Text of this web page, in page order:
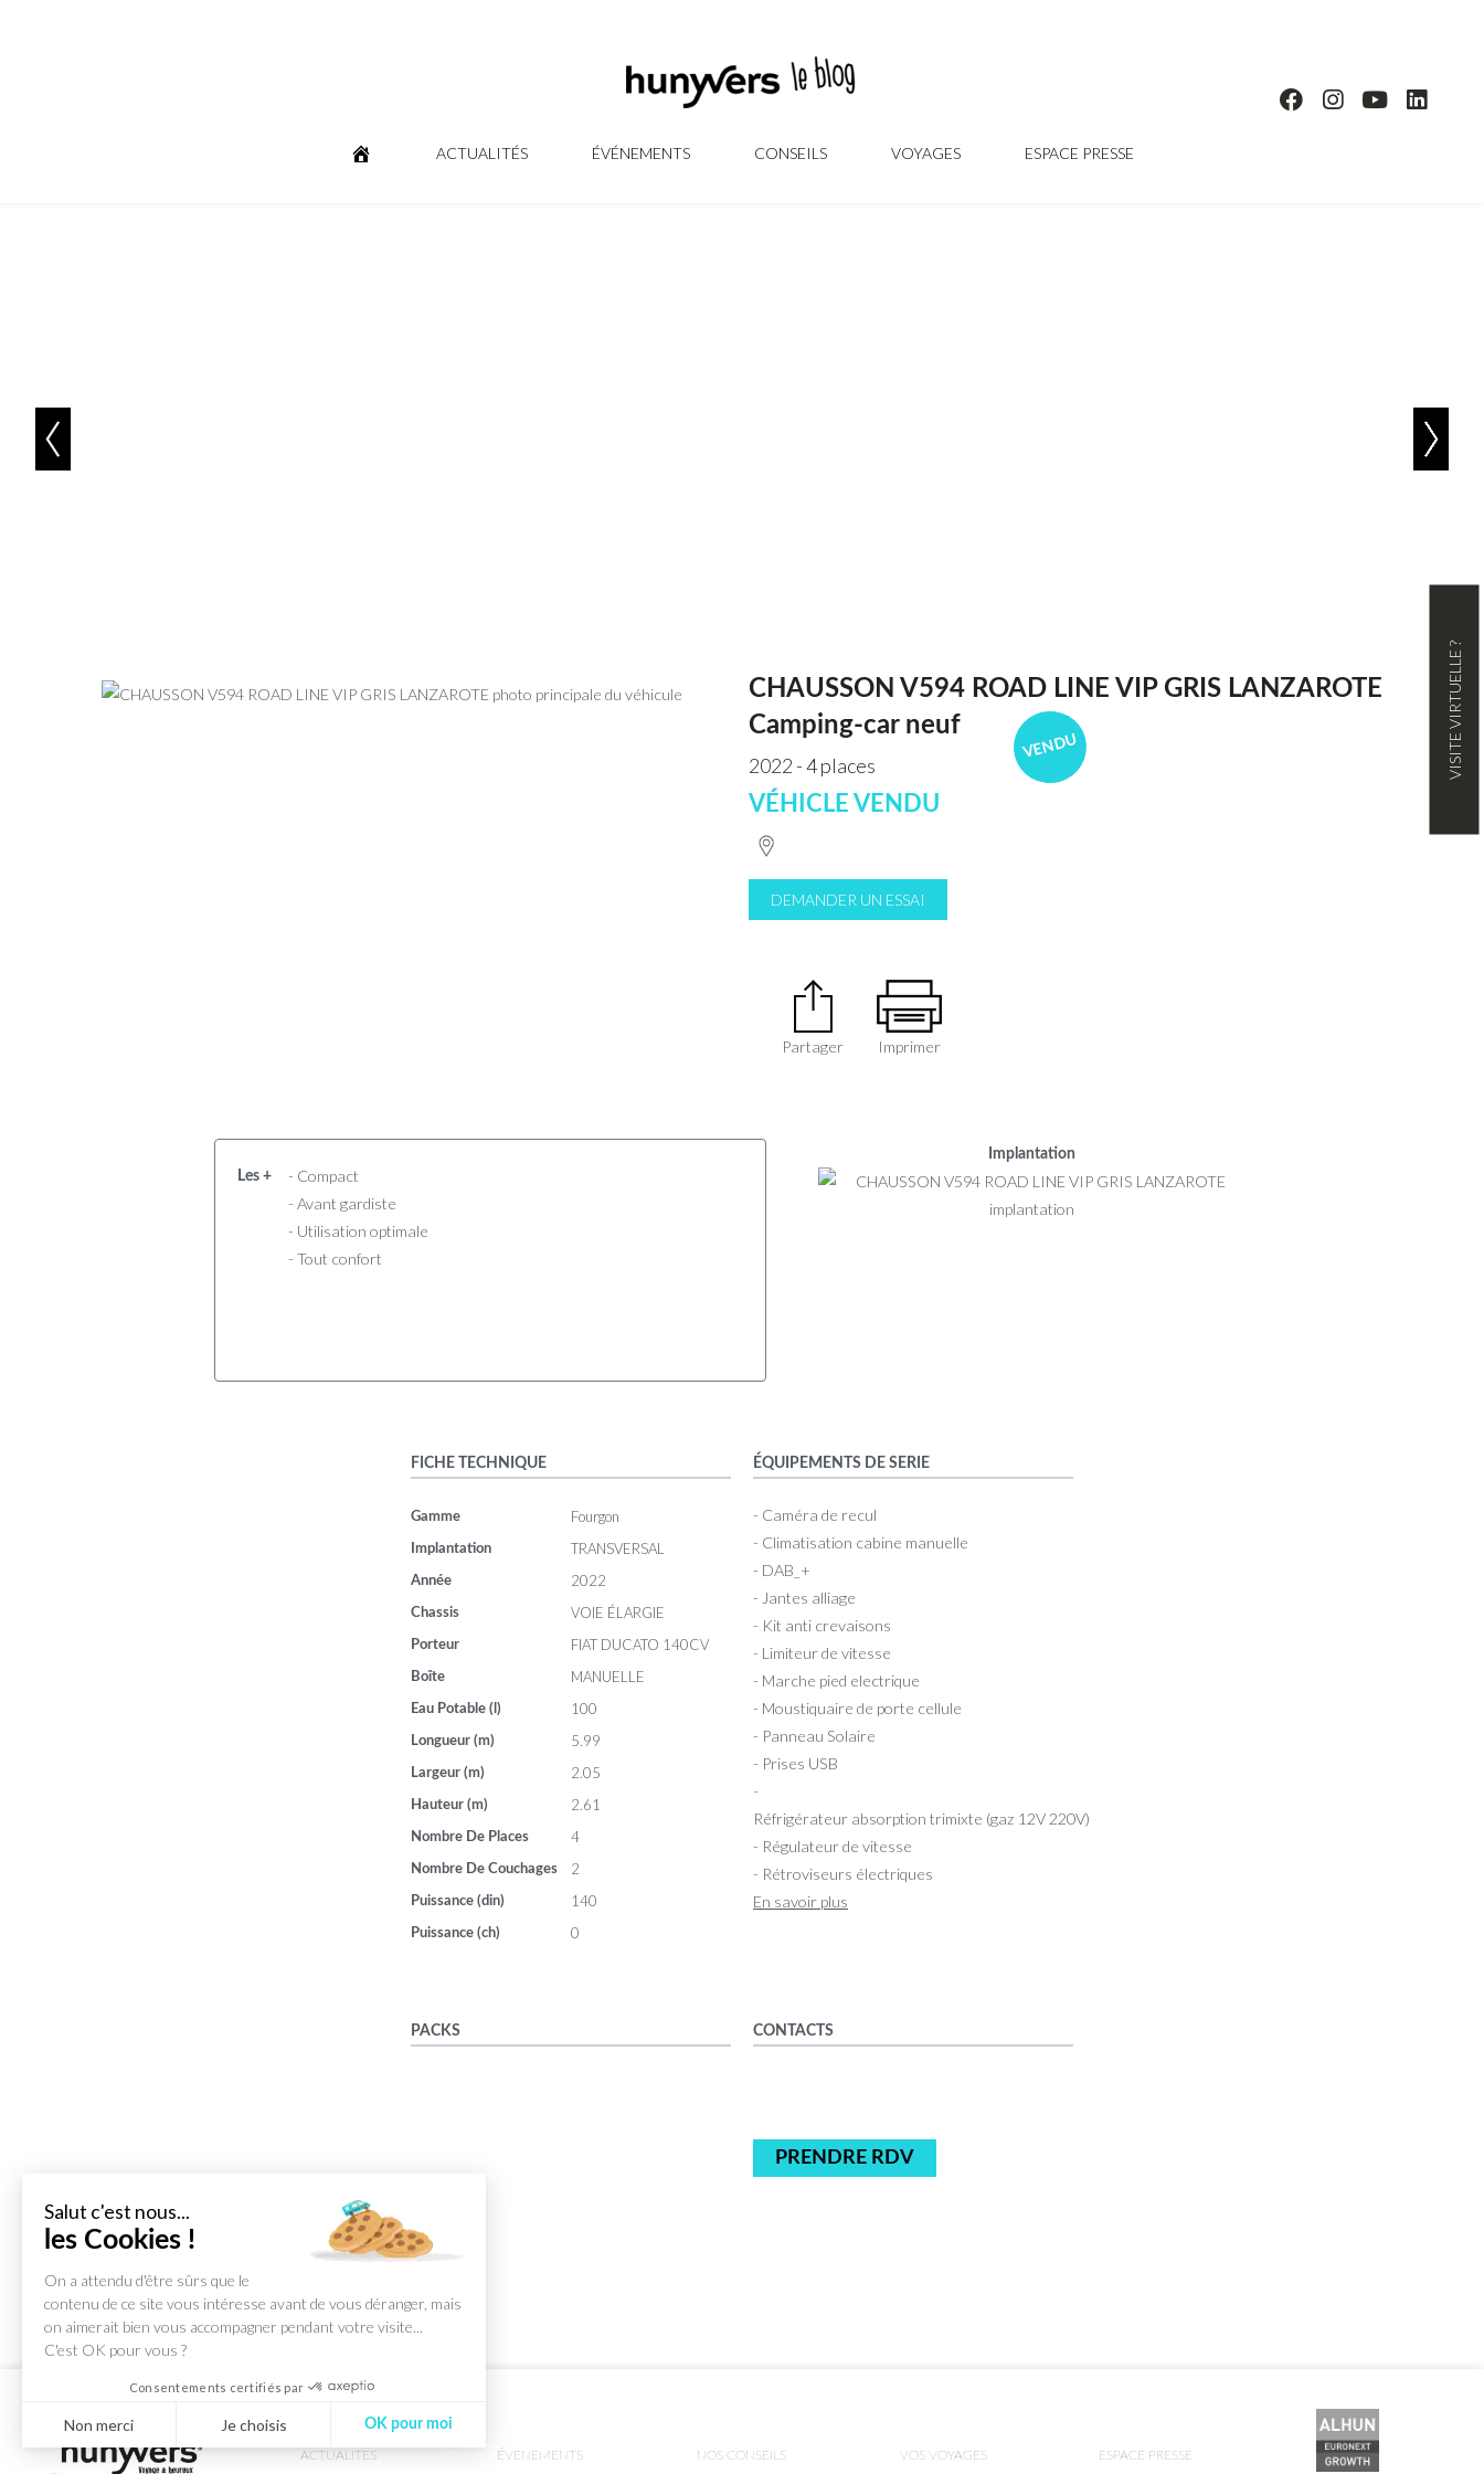
ACTUALITÉS ÉVÉNEMENTS CONSEILS VOYAGES ESPACE PRESSE
VENDU
CHAUSSON V594 ROAD LINE VIP GRIS LANZAROTE
Camping-car neuf
2022 - 4 places
VÉHICLE VENDU
DEMANDER UN ESSAI
Partager Imprimer
Les +
- Compact
- Avant gardiste
- Utilisation optimale
- Tout confort
Implantation
FICHE TECHNIQUE
Gamme Fourgon
Implantation TRANSVERSAL
Année 2022
Chassis VOIE ÉLARGIE
Porteur FIAT DUCATO 140CV
Boîte MANUELLE
Eau Potable (l) 100
Longueur (m) 5.99
Largeur (m) 2.05
Hauteur (m) 2.61
Nombre De Places 4
Nombre De Couchages 2
Puissance (din) 140
Puissance (ch) 0
ÉQUIPEMENTS DE SERIE
- Caméra de recul
- Climatisation cabine manuelle
- DAB_+
- Jantes alliage
- Kit anti crevaisons
- Limiteur de vitesse
- Marche pied electrique
- Moustiquaire de porte cellule
- Panneau Solaire
- Prises USB
-
Réfrigérateur absorption trimixte (gaz 12V 220V)
- Régulateur de vitesse
- Rétroviseurs électriques
En savoir plus
PACKS CONTACTS
PRENDRE RDV
VISITE VIRTUELLE ?
ACTUALITES ÉVENEMENTS NOS CONSEILS VOS VOYAGES ESPACE PRESSE
Salut c'est nous...
les Cookies !
On a attendu d'être sûrs que le
contenu de ce site vous intéresse avant de vous déranger, mais
on aimerait bien vous accompagner pendant votre visite...
C'est OK pour vous ?
Consentements certifiés par
Non merci Je choisis OK pour moi
Axeptio consent
Plateforme de Gestion du Consentement : Personnalisez vos Options